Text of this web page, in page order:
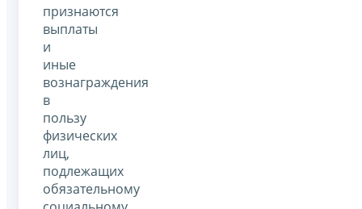
признаются
выплаты
и
иные
вознаграждения
в
пользу
физических
лиц,
подлежащих
обязательному